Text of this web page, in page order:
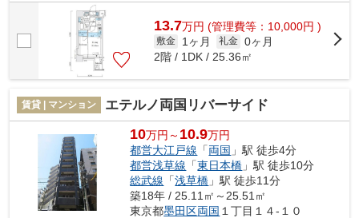
穏やかな雰囲気の町並みも人気の理...
13.7万円 (管理費等：10,000円 )
敷金 1ヶ月 礼金 0ヶ月
2階 / 1DK / 25.36㎡
賃貸 | マンション エテルノ両国リバーサイド
10万円～ 10.9万円
都営大江戸線 「両国 」駅 徒歩4分
都営浅草線 「東日本橋 」駅 徒歩10分
総武線 「浅草橋 」駅 徒歩11分
築18年 / 25.11㎡～25.51㎡
東京都墨田区両国 １丁目１４-１０